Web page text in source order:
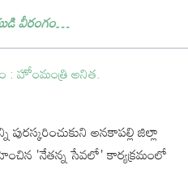
వీరంగం…
: హోంమంత్రి అనిత.
అనకాపల్లి జిల్లా
'నేతన్న సేవలో' కార్యక్రమంలో